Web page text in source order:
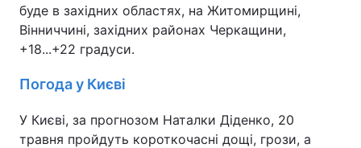
буде в західних областях, на Житомирщині,
Вінниччині, західних районах Черкащини,
+18...+22 градуси.
Погода у Києві
У Києві, за прогнозом Наталки Діденко, 20
травня пройдуть короткочасні дощі, грози, а